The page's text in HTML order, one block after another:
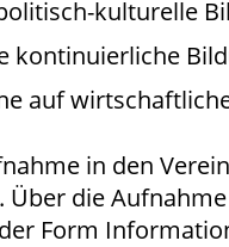
kulturelle
kontinuierliche
auf
in den
Über die
Form